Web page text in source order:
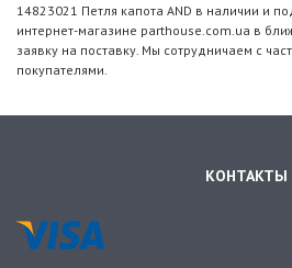
14823021 Петля капота AND в наличии и
интернет-магазине parthouse.com.ua в
заявку на поставку. Мы сотрудничаем с
покупателями.
КОНТАКТЫ